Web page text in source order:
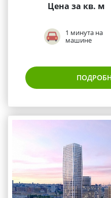
Цена за кв. м
1 минута на
машине